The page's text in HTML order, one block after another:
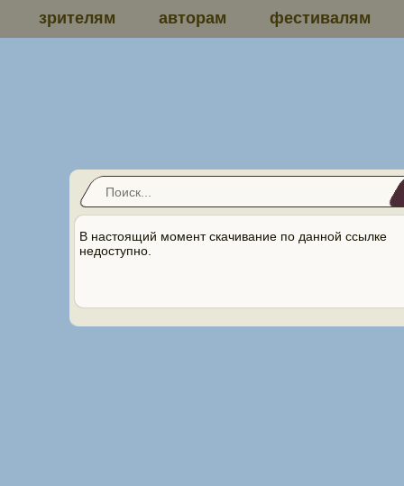
зрителям авторам фестивалям
В настоящий момент скачивание по данной ссылке
недоступно.